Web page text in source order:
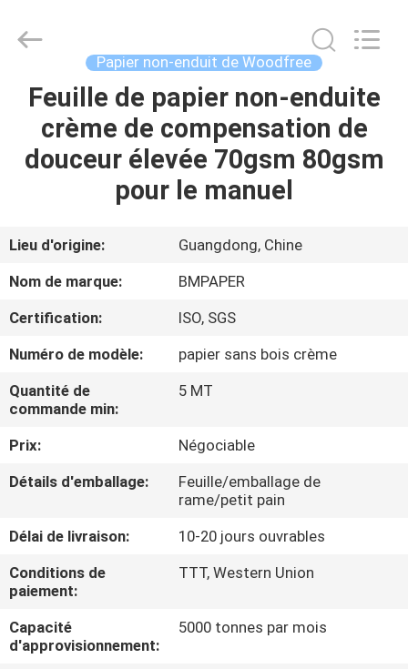
MAISON
À
PROPOS
NOUS
DE
L'USINE
CONTRÔLE
DE
LA
QUALITÉ
GUANGZHOU
BMPAPER
Reserved.
Papier non-enduit de Woodfree
Feuille de papier non-enduite
crème de compensation de
douceur élevée 70gsm 80gsm
pour le manuel
Lieu d'origine:
Guangdong, Chine
Nom de marque:
BMPAPER
Certification:
ISO, SGS
Numéro de modèle:
papier sans bois crème
Quantité de
commande min:
5 MT
Prix:
Négociable
Détails d'emballage:
Feuille/emballage de
rame/petit pain
Délai de livraison:
10-20 jours ouvrables
Conditions de
paiement:
TTT, Western Union
Capacité
d'approvisionnement:
5000 tonnes par mois